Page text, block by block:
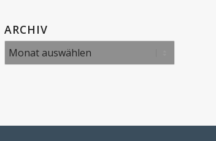
ARCHIV